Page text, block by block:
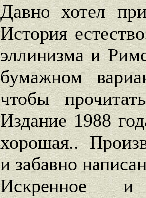
Давно хотел
История
эллинизма и
бумажном
чтобы
Издание 1988
хорошая..
и забавно
Искренное и